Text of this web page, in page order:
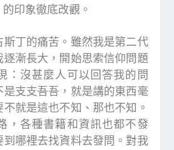
印象徹底改觀。
斯丁的痛苦。雖然我是第二代
逐漸長大，開始思索信仰問題
：沒甚麼人可以回答我的問
是支支吾吾，就是講的東西毫
就是這也不知、那也不知。
，各種書籍和資訊也都不發
到哪裡去找資料去發問。對我